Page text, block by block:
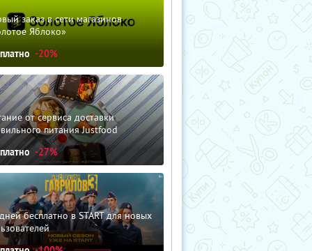
заказ в сети магазинов
Яблоко»
-20%
от сервиса доставки
питания Justfood
-27%
бесплатно в START для новых